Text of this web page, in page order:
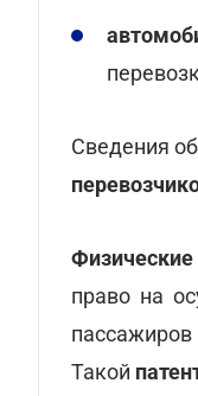
Сведения
право на
Такой